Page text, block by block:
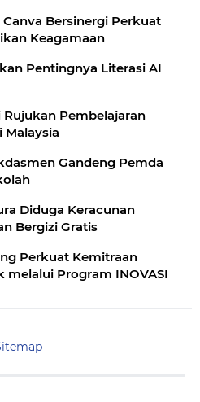
Bersinergi Perkuat
Keagamaan
Pentingnya Literasi AI
Rujukan Pembelajaran
Malaysia
Gandeng Pemda
Diduga Keracunan
Bergizi Gratis
Perkuat Kemitraan
melalui Program INOVASI